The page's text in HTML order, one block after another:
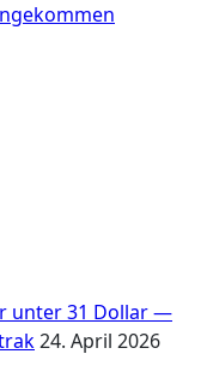
unter 31 Dollar —
24. April 2026